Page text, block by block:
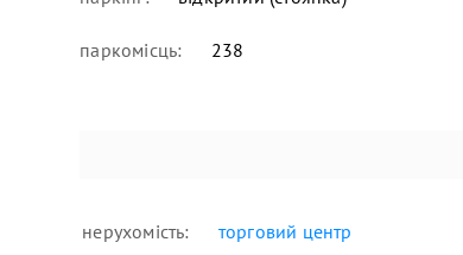
паркомісць: 238
нерухомість: торговий центр